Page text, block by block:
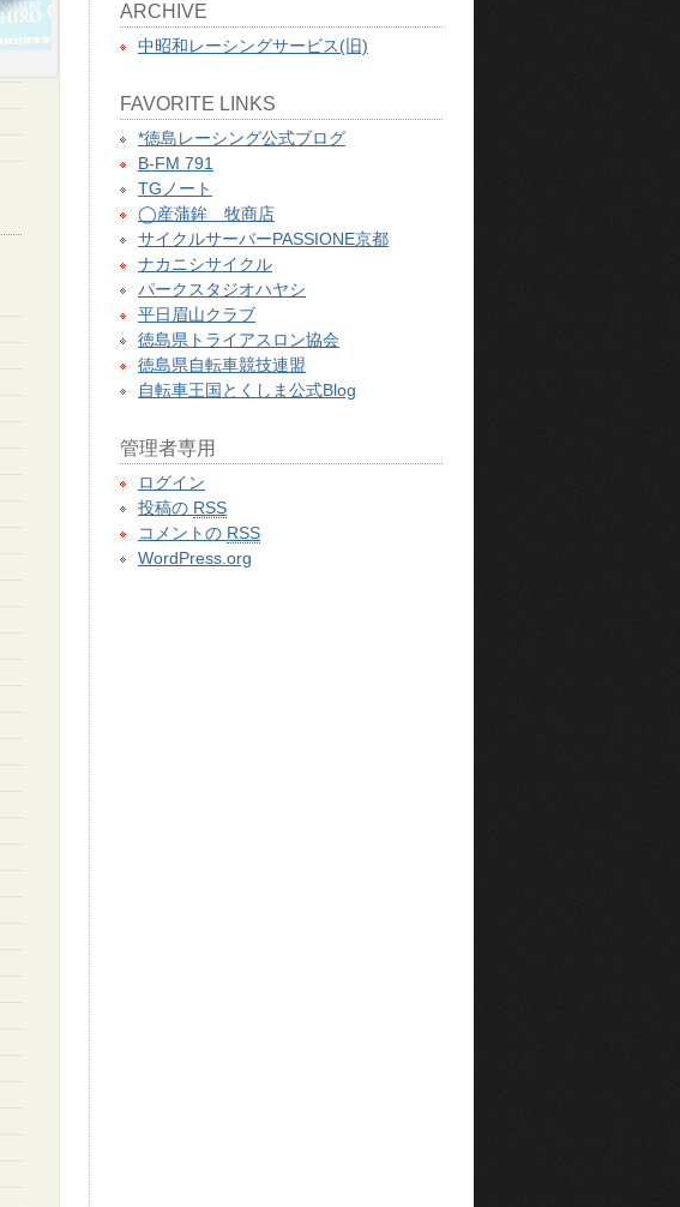
ARCHIVE
中昭和レーシングサービス(旧)
FAVORITE LINKS
*徳島レーシング公式ブログ
B-FM 791
TGノート
◯産蒲鉾 牧商店
サイクルサーバーPASSIONE京都
ナカニシサイクル
パークスタジオハヤシ
平日眉山クラブ
徳島県トライアスロン協会
徳島県自転車競技連盟
自転車王国とくしま公式Blog
管理者専用
ログイン
投稿の RSS
コメントの RSS
WordPress.org